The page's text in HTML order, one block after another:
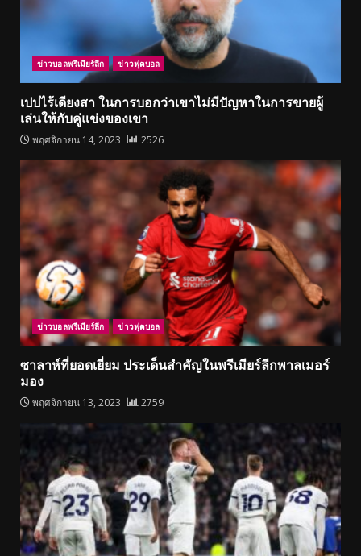
ข่าวบอลพรีเมียร์ลีก ข่าวฟุตบอล
เปปไร้เดียงสา ในการบอกว่าเขาไม่มีปัญหาในการขายผู้
เล่นให้กับคู่แข่งของเขา
พฤศจิกายน 14, 2023 2526
ข่าวบอลพรีเมียร์ลีก ข่าวฟุตบอล
ซาลาห์ที่ยอดเยี่ยม ประเด็นสำคัญในพรีเมียร์ลีกพาลเมอร์
มอง
พฤศจิกายน 13, 2023 2759